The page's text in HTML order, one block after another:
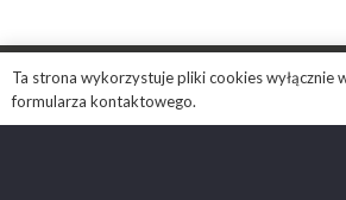
Ta strona wykorzystuje pliki cookies wyłącznie
formularza kontaktowego.